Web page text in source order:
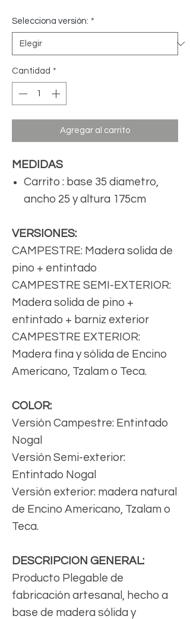
Selecciona versión: *
Cantidad *
Agregar al carrito
MEDIDAS
Carrito : base 35 diametro,
ancho 25 y altura 175cm
VERSIONES:
CAMPESTRE: Madera solida de
pino + entintado
CAMPESTRE SEMI-EXTERIOR:
Madera solida de pino +
entintado + barniz exterior
CAMPESTRE EXTERIOR:
Madera fina y sólida de Encino
Americano, Tzalam o Teca.
COLOR:
Versión Campestre: Entintado
Nogal
Versión Semi-exterior:
Entintado Nogal
Versión exterior: madera natural
de Encino Americano, Tzalam o
Teca.
DESCRIPCION GENERAL:
Producto Plegable de
fabricación artesanal, hecho a
base de madera sólida y